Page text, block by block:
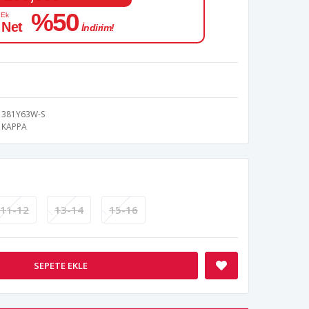
%50 İndirim!
381Y63W-S
KAPPA
11-12 13-14 15-16
SEPETE EKLE